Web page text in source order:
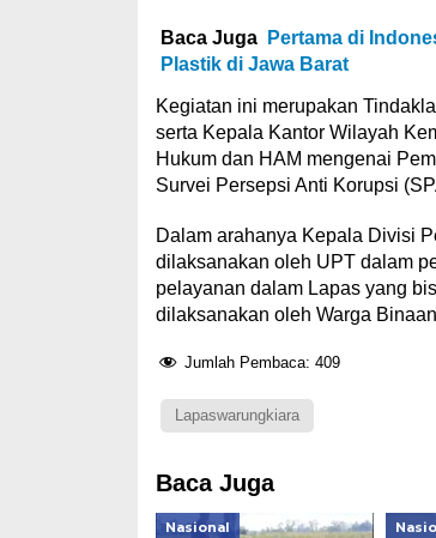
Baca Juga
Pertama di
Plastik di Jawa Barat
Kegiatan ini merupakan
serta Kepala Kantor Wilayah
Hukum dan HAM mengenai
Survei Persepsi Anti Korupsi
Dalam arahanya Kepala Divisi
dilaksanakan oleh UPT dalam
pelayanan dalam Lapas yang
dilaksanakan oleh Warga
Jumlah Pembaca: 409
Lapaswarungkiara
Baca Juga
Nasional